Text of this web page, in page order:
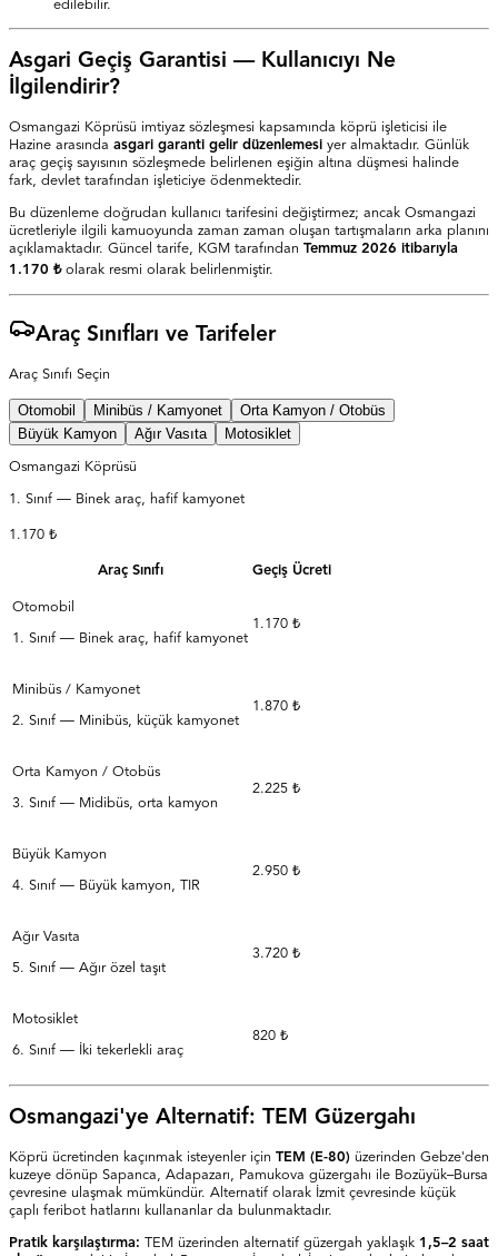
edilebilir.
Asgari Geçiş Garantisi — Kullanıcıyı Ne
İlgilendirir?
Osmangazi Köprüsü imtiyaz sözleşmesi kapsamında köprü işleticisi ile
Hazine arasında asgari garanti gelir düzenlemesi yer almaktadır. Günlük
araç geçiş sayısının sözleşmede belirlenen eşiğin altına düşmesi halinde
fark, devlet tarafından işleticiye ödenmektedir.
Bu düzenleme doğrudan kullanıcı tarifesini değiştirmez; ancak Osmangazi
ücretleriyle ilgili kamuoyunda zaman zaman oluşan tartışmaların arka planını
açıklamaktadır. Güncel tarife, KGM tarafından Temmuz 2026 itibarıyla
1.170 ₺olarak resmi olarak belirlenmiştir.
Araç Sınıfları ve Tarifeler
Araç Sınıfı Seçin
Otomobil Minibüs / Kamyonet
Orta Kamyon / Otobüs
Büyük Kamyon
Ağır Vasıta Motosiklet
Osmangazi Köprüsü
1. Sınıf — Binek araç, hafif kamyonet
1.170 ₺
Araç Sınıfı Geçiş Ücreti
Otomobil
1. Sınıf — Binek araç, hafif kamyonet
1.170 ₺
Minibüs / Kamyonet
2. Sınıf — Minibüs, küçük kamyonet
1.870 ₺
Orta Kamyon / Otobüs
3. Sınıf — Midibüs, orta kamyon
2.225 ₺
Büyük Kamyon
4. Sınıf — Büyük kamyon, TIR
2.950 ₺
Ağır Vasıta
5. Sınıf — Ağır özel taşıt
3.720 ₺
Motosiklet
6. Sınıf — İki tekerlekli araç
820 ₺
Osmangazi'ye Alternatif: TEM Güzergahı
Köprü ücretinden kaçınmak isteyenler için TEM (E-80) üzerinden Gebze'den
kuzeye dönüp Sapanca, Adapazarı, Pamukova güzergahı ile Bozüyük–Bursa
çevresine ulaşmak mümkündür. Alternatif olarak İzmit çevresinde küçük
çaplı feribot hatlarını kullananlar da bulunmaktadır.
Pratik karşılaştırma: TEM üzerinden alternatif güzergah yaklaşık 1,5–2 saat